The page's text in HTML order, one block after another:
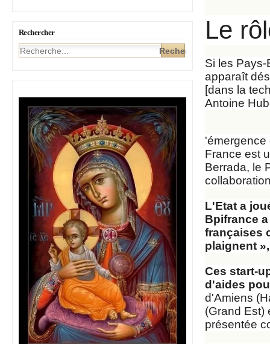
Rechercher Le
Si les
apparaît
[dans la
Antoine
'émergence
France est
Berrada, le
L'Etat a
Bpifrance
françaises
plaignent
Ces start-
d'aides
d'Amiens
(Grand Est)
présentée